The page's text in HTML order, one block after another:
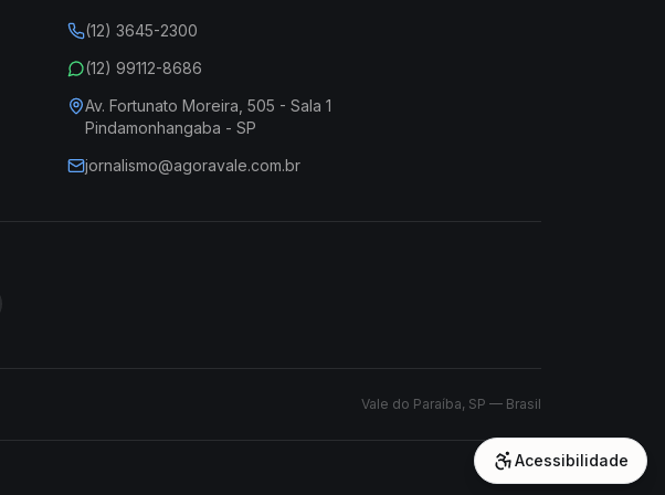
(12) 3645-2300
(12) 99112-8686
Av. Fortunato Moreira, 505 - Sala 1
Pindamonhangaba - SP
jornalismo@agoravale.com.br
Vale do Paraíba, SP — Brasil
Acessibilidade